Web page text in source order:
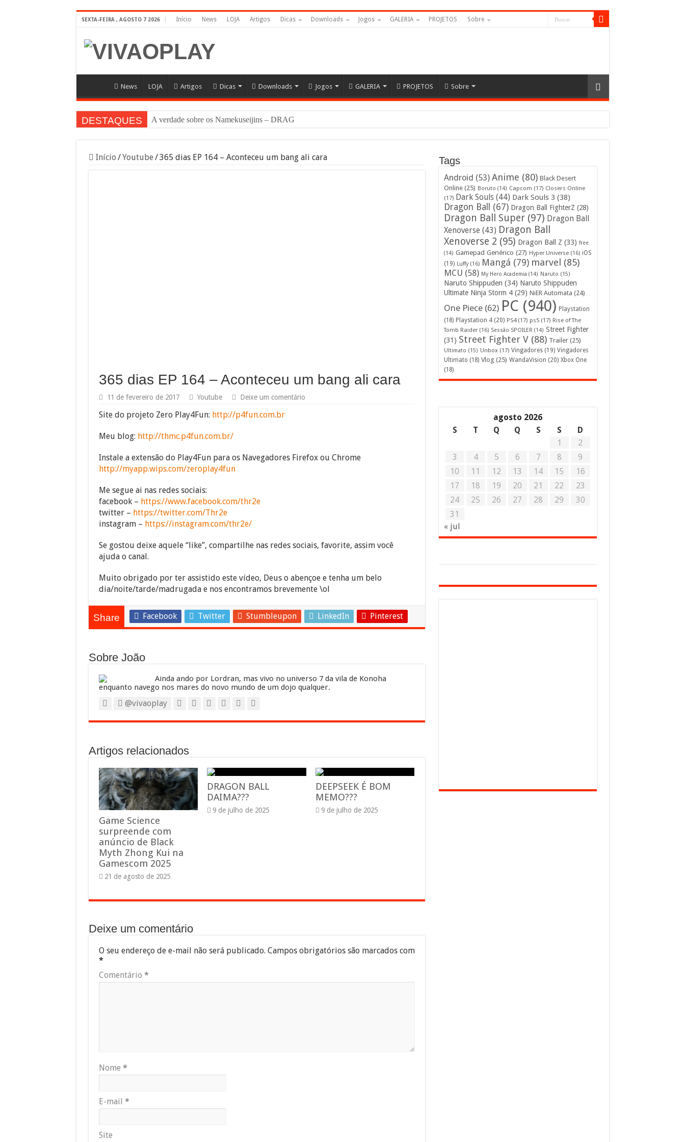
SEXTA-FEIRA , AGOSTO 7 2026 Início News LOJA Artigos Dicas Downloads Jogos GALERIA PROJETOS Sobre
News LOJA Artigos Dicas Downloads Jogos GALERIA PROJETOS Sobre
DESTAQUES A verdade sobre os Namekuseijins – DRAGON BALL #News
Início /Youtube /365 dias EP 164 – Aconteceu um bang ali cara
365 dias EP 164 – Aconteceu um bang ali cara
11 de fevereiro de 2017 Youtube Deixe um comentário
Site do projeto Zero Play4Fun: http://p4fun.com.br
Meu blog: http://thmc.p4fun.com.br/
Instale a extensão do Play4Fun para os Navegadores Firefox ou Chrome
http://myapp.wips.com/zeroplay4fun
Me segue ai nas redes sociais:
facebook – https://www.facebook.com/thr2e
twitter – https://twitter.com/Thr2e
instagram – https://instagram.com/thr2e/
Se gostou deixe aquele “like”, compartilhe nas redes sociais, favorite, assim você
ajuda o canal.
Muito obrigado por ter assistido este vídeo, Deus o abençoe e tenha um belo
dia/noite/tarde/madrugada e nos encontramos brevemente \ol
Share Facebook Twitter Stumbleupon LinkedIn Pinterest
Sobre João
Ainda ando por Lordran, mas vivo no universo 7 da vila de Konoha
enquanto navego nos mares do novo mundo de um dojo qualquer.
@vivaoplay
Artigos relacionados
Game Science
surpreende com
anúncio de Black
Myth Zhong Kui na
Gamescom 2025
21 de agosto de 2025
DRAGON BALL
DAIMA???
9 de julho de 2025
DEEPSEEK É BOM
MEMO???
9 de julho de 2025
Deixe um comentário
O seu endereço de e-mail não será publicado. Campos obrigatórios são marcados com
*
Comentário *
Nome *
E-mail *
Site
Tags
Android (53) Anime (80) Black Desert
Online(25) Boruto (14) Capcom (17) Closers Online
(17) Dark Souls(44) Dark Souls 3 (38)
Dragon Ball (67) Dragon Ball FighterZ (28)
Dragon Ball Super(97) Dragon Ball
Xenoverse (43) Dragon Ball
Xenoverse 2 (95) Dragon Ball Z (33) free
(14) Gamepad Genérico (27) Hyper Universe(16) iOS
(19) Luffy(16) Mangá (79) marvel (85)
MCU (58) My Hero Academia (14) Naruto (15)
Naruto Shippuden (34) Naruto Shippuden
Ultimate Ninja Storm 4(29) NiER Automata (24)
One Piece(62) PC (940) Playstation
(18) Playstation 4(20) PS4(17) ps5(17) Rise of The
Tomb Raider(16) Sessão SPOILER(14) Street Fighter
(31) Street Fighter V(88) Trailer(25)
Ultimato (15) Unbox(17) Vingadores(19) Vingadores
Ultimato (18) Vlog (25) WandaVision (20) Xbox One
(18)
agosto 2026
S
T Q Q S S
D
1
2
3
4 5 6 7 8
9
10
11 12 13 14 15
16
17
18 19 20 21 22
23
24
25 26 27 28 29
30
31
« jul